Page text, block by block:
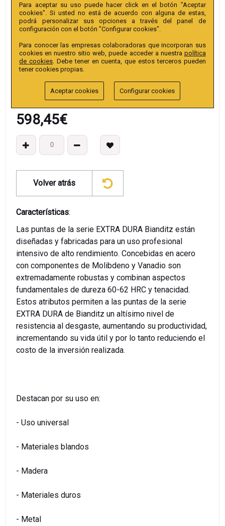
Referencia:248413
Colección
Punta Hex. Bola 150mm 1/4" Extra.
EAN13:
598,45€
Volver atrás
Características:
Las puntas de la serie EXTRA DURA Bianditz están
diseñadas y fabricadas para un uso profesional
intensivo de alto rendimiento. Concebidas en acero
con componentes de Molibdeno y Vanadio son
extremadamente robustas y combinan aspectos
fundamentales de dureza 60-62 HRC y tenacidad.
Estos atributos permiten a las puntas de la serie
EXTRA DURA de Bianditz un altísimo nivel de
resistencia al desgaste, aumentando su productividad,
incrementando su vida útil y por lo tanto reduciendo el
costo de la inversión realizada.
Destacan por su uso en:
- Uso universal
- Materiales blandos
- Madera
- Materiales duros
- Metal
Para aceptar su uso puede hacer click en el botón "Aceptar
cookies". Si usted no está de acuerdo con alguna de estas,
podrá personalizar sus opciones a través del panel de
configuración con el botón "Configurar cookies".
Para conocer las empresas colaboradoras que incorporan sus
cookies en nuestro sitio web, puede acceder a nuestra política
de cookies . Debe tener en cuenta, que estos terceros pueden
tener cookies propias.
Aceptar cookies Configurar cookies